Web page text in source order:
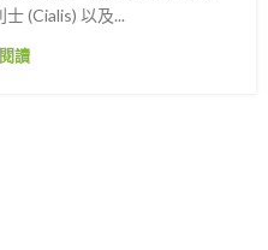
(Cialis) 以及...
讀